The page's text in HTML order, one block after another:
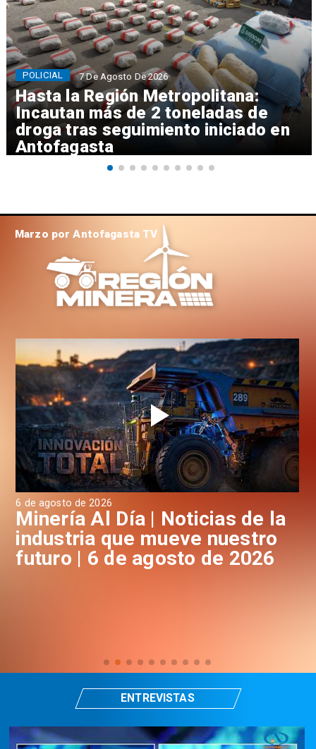
Hasta la Región Metropolitana:
Incautan más de 2 toneladas de
droga tras seguimiento iniciado en
Antofagasta
POLICIAL 7 De Agosto De 2026
6 de agosto de 2026
Minería Al Día | Noticias de la
industria que mueve nuestro
futuro | 6 de agosto de 2026
Marzo por Antofagasta TV
ENTREVISTAS